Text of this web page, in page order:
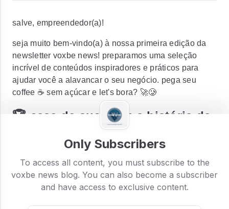
salve, empreendedor(a)!
seja muito bem-vindo(a) à nossa primeira edição da
newsletter voxbe news! preparamos uma seleção
incrível de conteúdos inspiradores e práticos para
ajudar você a alavancar o seu negócio. pega seu
coffee ☕ sem açúcar e let's bora? 🚀🥲
🏆 case de sucesso: a história da
Only Subscribers
To access all content, you must subscribe to the
voxbe news blog. You can also become a subscriber
and have access to exclusive content.